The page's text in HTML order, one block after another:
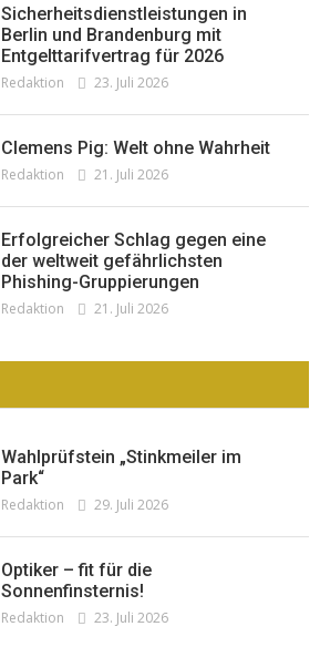
Redaktion 13. Juni 2026
Sicherheitsdienstleistungen in
Berlin und Brandenburg mit
Entgelttarifvertrag für 2026
Redaktion 23. Juli 2026
Clemens Pig: Welt ohne Wahrheit
Redaktion 21. Juli 2026
Erfolgreicher Schlag gegen eine
der weltweit gefährlichsten
Phishing-Gruppierungen
Redaktion 21. Juli 2026
Wahlprüfstein „Stinkmeiler im
Park“
Redaktion 29. Juli 2026
Optiker – fit für die
Sonnenfinsternis!
Redaktion 23. Juli 2026